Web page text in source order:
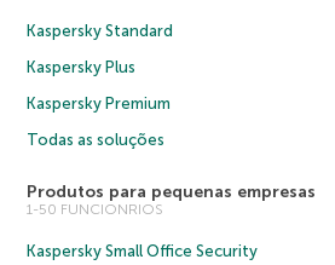
Kaspersky Standard
Kaspersky Plus
Kaspersky Premium
Todas as soluções
Produtos para pequenas empresas
1-50 FUNCIONRIOS
Kaspersky Small Office Security